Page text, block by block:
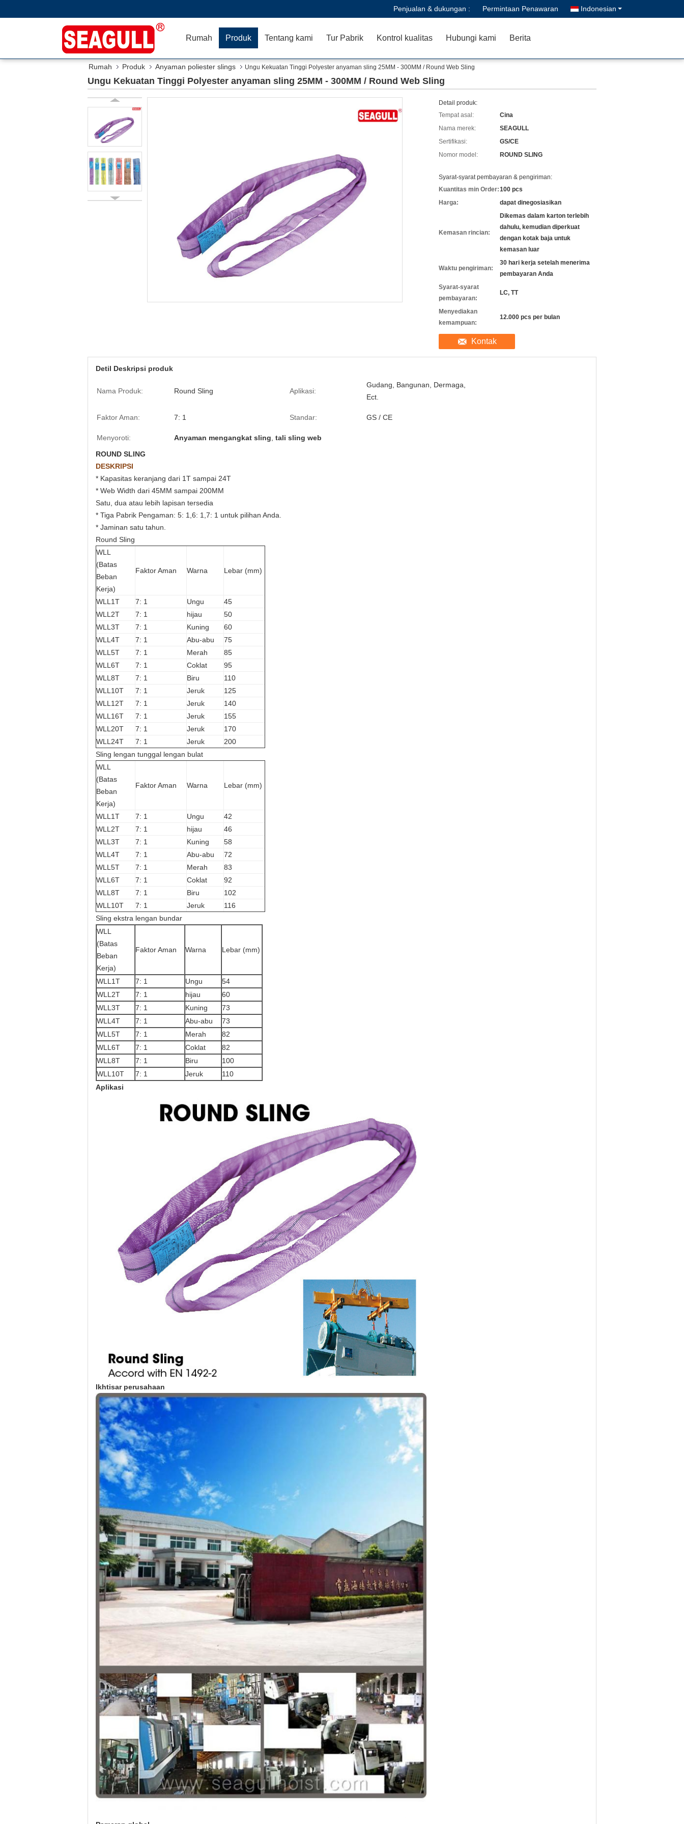
Penjualan & dukungan : Permintaan Penawaran Indonesian
Rumah Produk Tentang kami Tur Pabrik Kontrol kualitas Hubungi kami Berita
Rumah Produk Anyaman poliester slings Ungu Kekuatan Tinggi Polyester anyaman sling 25MM - 300MM / Round Web Sling
Ungu Kekuatan Tinggi Polyester anyaman sling 25MM - 300MM / Round Web Sling
Detail produk:
Tempat asal:
Cina
Nama merek:
SEAGULL
Sertifikasi:
GS/CE
Nomor model:
ROUND SLING
Syarat-syarat pembayaran & pengiriman:
Kuantitas min Order:100 pcs
Harga:
dapat dinegosiasikan
Kemasan rincian:
Dikemas dalam karton terlebih
dahulu, kemudian diperkuat
dengan kotak baja untuk
kemasan luar
Waktu pengiriman:
30 hari kerja setelah menerima
pembayaran Anda
Syarat-syarat
pembayaran:
LC, TT
Menyediakan
kemampuan:
12.000 pcs per bulan
Kontak
Detil Deskripsi produk
Nama Produk: Round Sling Aplikasi:
Gudang, Bangunan, Dermaga,
Ect.
Faktor Aman: 7: 1 Standar: GS / CE
Menyoroti: Anyaman mengangkat sling tali sling web
ROUND SLING
DESKRIPSI
* Kapasitas keranjang dari 1T sampai 24T
* Web Width dari 45MM sampai 200MM
Satu, dua atau lebih lapisan tersedia
* Tiga Pabrik Pengaman: 5: 1,6: 1,7: 1 untuk pilihan Anda.
* Jaminan satu tahun.
Round Sling
WLL
(Batas
Beban
Kerja)
Faktor Aman Warna Lebar (mm)
WLL1T 7: 1 Ungu
45
WLL2T
7: 1 hijau
50
WLL3T
7: 1 Kuning
60
WLL4T
7: 1 Abu-abu
75
WLL5T
7: 1 Merah
85
WLL6T
7: 1 Coklat
95
WLL8T
7: 1 Biru
110
WLL10T
7: 1 Jeruk
125
WLL12T
7: 1 Jeruk
140
WLL16T
7: 1 Jeruk
155
WLL20T
7: 1 Jeruk
170
WLL24T
7: 1 Jeruk
200
Sling lengan tunggal lengan bulat
WLL
(Batas
Beban
Kerja)
Faktor Aman Warna Lebar (mm)
WLL1T 7: 1 Ungu
42
WLL2T
7: 1 hijau
46
WLL3T
7: 1 Kuning
58
WLL4T
7: 1 Abu-abu
72
WLL5T
7: 1 Merah
83
WLL6T
7: 1 Coklat
92
WLL8T
7: 1 Biru
102
WLL10T
7: 1 Jeruk
116
Sling ekstra lengan bundar
WLL
(Batas
Beban
Kerja)
Faktor Aman Warna Lebar (mm)
WLL1T 7: 1 Ungu
54
WLL2T
7: 1 hijau
60
WLL3T
7: 1 Kuning
73
WLL4T
7: 1 Abu-abu
73
WLL5T
7: 1 Merah
82
WLL6T
7: 1 Coklat
82
WLL8T
7: 1 Biru
100
WLL10T
7: 1 Jeruk
110
Aplikasi
Ikhtisar perusahaan